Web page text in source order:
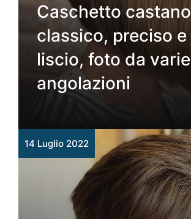
Caschetto castano
classico, preciso
liscio, foto da varie
angolazioni
14 Luglio 2022